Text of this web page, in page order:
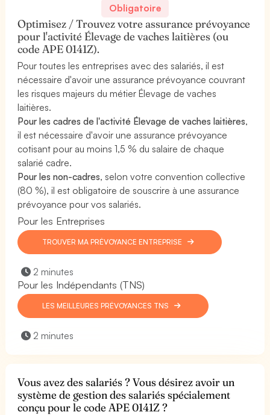
Obligatoire
Optimisez / Trouvez votre assurance prévoyance
pour l'activité Élevage de vaches laitières (ou
code APE 0141Z).
Pour toutes les entreprises avec des salariés, il est
nécessaire d'avoir une assurance prévoyance couvrant
les risques majeurs du métier Élevage de vaches
laitières.
Pour les cadres de l'activité Élevage de vaches laitières,
il est nécessaire d'avoir une assurance prévoyance
cotisant pour au moins 1,5 % du salaire de chaque
salarié cadre.
Pour les non-cadres, selon votre convention collective
(80 %), il est obligatoire de souscrire à une assurance
prévoyance pour vos salariés.
Pour les Entreprises
TROUVER MA PRÉVOYANCE ENTREPRISE
2 minutes
Pour les Indépendants (TNS)
LES MEILLEURES PRÉVOYANCES TNS
2 minutes
Vous avez des salariés ? Vous désirez avoir un
système de gestion des salariés spécialement
conçu pour le code APE 0141Z ?